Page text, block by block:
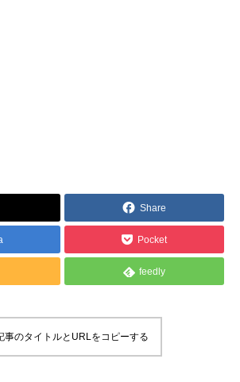
Share
Pocket
feedly
事のタイトルとURLをコピーする